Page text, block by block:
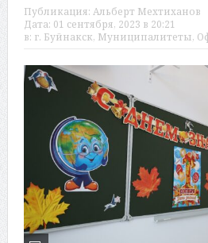
Публикация: Альберт Мехтиханов
Дата: 01 сентября, 2023 в 20:21
в: г. Буйнакск, Муниципалитеты,